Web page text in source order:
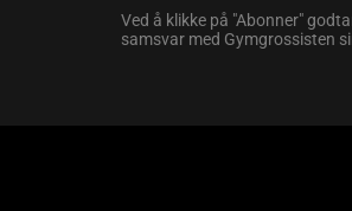
Ved å klikke på "Abonner"
samsvar med Gymgrossisten